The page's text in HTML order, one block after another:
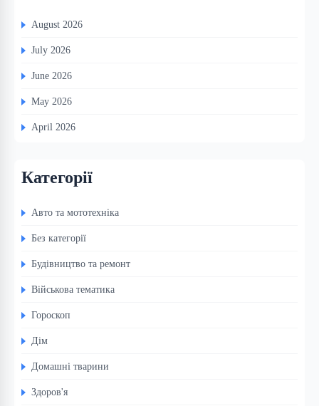
August 2026
July 2026
June 2026
May 2026
April 2026
Категорії
Авто та мототехніка
Без категорії
Будівництво та ремонт
Військова тематика
Гороскоп
Дім
Домашні тварини
Здоров'я